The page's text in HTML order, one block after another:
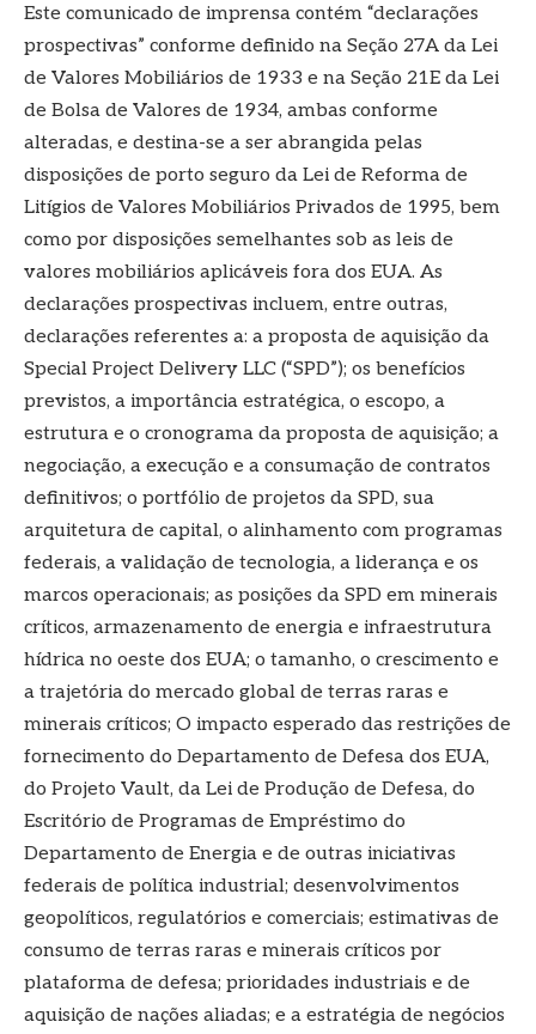
Este comunicado de imprensa contém “declarações
prospectivas” conforme definido na Seção 27A da Lei
de Valores Mobiliários de 1933 e na Seção 21E da Lei
de Bolsa de Valores de 1934, ambas conforme
alteradas, e destina-se a ser abrangida pelas
disposições de porto seguro da Lei de Reforma de
Litígios de Valores Mobiliários Privados de 1995, bem
como por disposições semelhantes sob as leis de
valores mobiliários aplicáveis ​​fora dos EUA. As
declarações prospectivas incluem, entre outras,
declarações referentes a: a proposta de aquisição da
Special Project Delivery LLC (“SPD”); os benefícios
previstos, a importância estratégica, o escopo, a
estrutura e o cronograma da proposta de aquisição; a
negociação, a execução e a consumação de contratos
definitivos; o portfólio de projetos da SPD, sua
arquitetura de capital, o alinhamento com programas
federais, a validação de tecnologia, a liderança e os
marcos operacionais; as posições da SPD em minerais
críticos, armazenamento de energia e infraestrutura
hídrica no oeste dos EUA; o tamanho, o crescimento e
a trajetória do mercado global de terras raras e
minerais críticos; O impacto esperado das restrições de
fornecimento do Departamento de Defesa dos EUA,
do Projeto Vault, da Lei de Produção de Defesa, do
Escritório de Programas de Empréstimo do
Departamento de Energia e de outras iniciativas
federais de política industrial; desenvolvimentos
geopolíticos, regulatórios e comerciais; estimativas de
consumo de terras raras e minerais críticos por
plataforma de defesa; prioridades industriais e de
aquisição de nações aliadas; e a estratégia de negócios